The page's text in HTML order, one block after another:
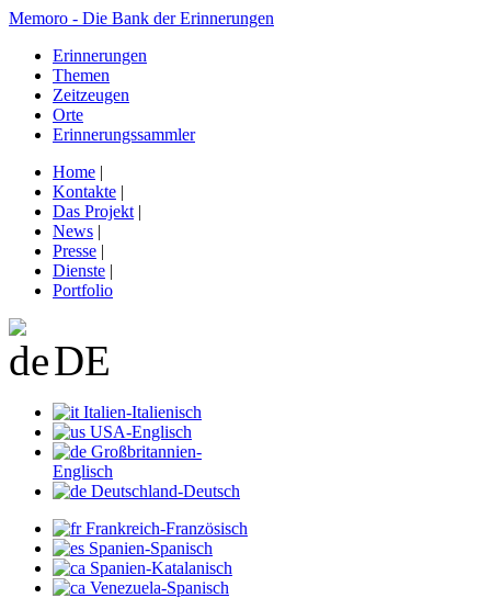
Memoro - Die Bank der Erinnerungen
Erinnerungen
Themen
Zeitzeugen
Orte
Erinnerungssammler
Home |
Kontakte |
Das Projekt |
News |
Presse |
Dienste |
Portfolio
DE
Italien-Italienisch
USA-Englisch
Großbritannien-
Englisch
Deutschland-Deutsch
Frankreich-Französisch
Spanien-Spanisch
Spanien-Katalanisch
Venezuela-Spanisch